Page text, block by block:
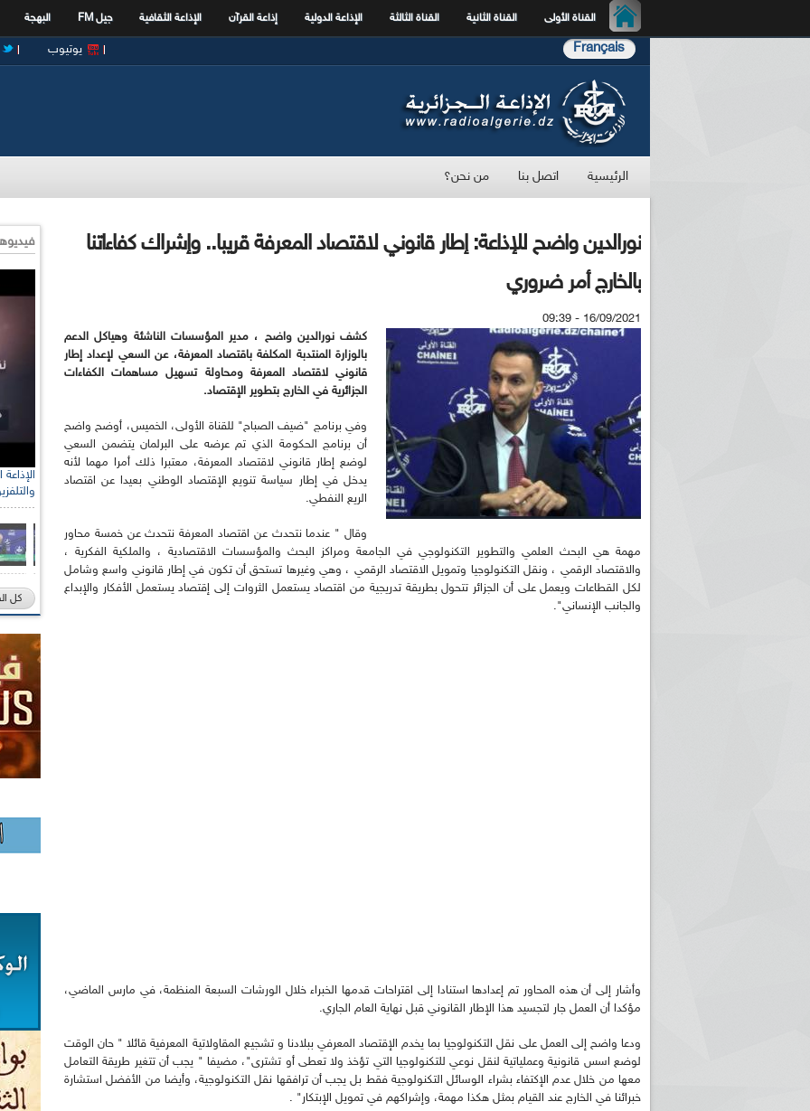
القناة الأولى القناة الثانية القناة الثالثة الإذاعة الدولية إذاعة القرآن الإذاعة الثقافية جيل FM البهجة
Français يوتيوب
الرئيسية اتصل بنا من نحن؟
نورالدين واضح للإذاعة: إطار قانوني لاقتصاد المعرفة قريبا.. وإشراك كفاءاتنا
بالخارج أمر ضروري
16/09/2021 - 09:39
كشف نورالدين واضح ، مدير المؤسسات الناشئة وهياكل الدعم
بالوزارة المنتدبة المكلفة باقتصاد المعرفة، عن السعي لإعداد إطار
قانوني لاقتصاد المعرفة ومحاولة تسهيل مساهمات الكفاءات
الجزائرية في الخارج بتطوير الإقتصاد.
وفي برنامج "ضيف الصباح" للقناة الأولى، الخميس، أوضح واضح
أن برنامج الحكومة الذي تم عرضه على البرلمان يتضمن السعي
لوضع إطار قانوني لاقتصاد المعرفة، معتبرا ذلك أمرا مهما لأنه
يدخل في إطار سياسة تنويع الإقتصاد الوطني بعيدا عن اقتصاد
الريع النفطي.
وقال " عندما نتحدث عن اقتصاد المعرفة نتحدث عن خمسة محاور
مهمة هي البحث العلمي والتطوير التكنولوجي في الجامعة ومراكز البحث والمؤسسات الاقتصادية ، والملكية الفكرية ،
والاقتصاد الرقمي ، ونقل التكنولوجيا وتمويل الاقتصاد الرقمي ، وهي وغيرها تستحق أن تكون في إطار قانوني واسع وشامل
لكل القطاعات ويعمل على أن الجزائر تتحول بطريقة تدريجية من اقتصاد يستعمل الثروات إلى إقتصاد يستعمل الأفكار والإبداع
والجانب الإنساني".
وأشار إلى أن هذه المحاور تم إعدادها استنادا إلى اقتراحات قدمها الخبراء خلال الورشات السبعة المنظمة، في مارس الماضي،
مؤكدا أن العمل جار لتجسيد هذا الإطار القانوني قبل نهاية العام الجاري.
ودعا واضح إلى العمل على نقل التكنولوجيا بما يخدم الإقتصاد المعرفي ببلادنا و تشجيع المقاولاتية المعرفية قائلا " حان الوقت
لوضع اسس قانونية وعملياتية لنقل نوعي للتكنولوجيا التي تؤخذ ولا تعطى أو تشترى"، مضيفا " يجب أن تتغير طريقة التعامل
معها من خلال عدم الإكتفاء بشراء الوسائل التكنولوجية فقط بل يجب أن ترافقها نقل التكنولوجية، وأيضا من الأفضل استشارة
خبرائنا في الخارج عند القيام بمثل هكذا مهمة، وإشراكهم في تمويل الإبتكار" .
كل